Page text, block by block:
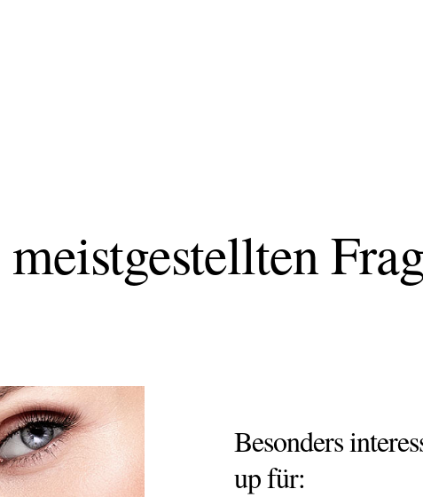
Besonders
up für: